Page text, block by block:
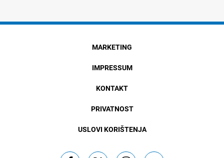
MARKETING
IMPRESSUM
KONTAKT
PRIVATNOST
USLOVI KORIŠTENJA